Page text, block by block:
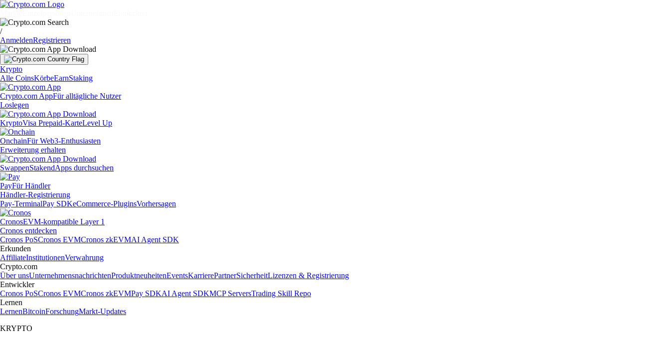
/
AnmeldenRegistrieren
Krypto
Alle CoinsKörbeEarnStaking
Crypto.com AppFür alltägliche Nutzer
Loslegen
KryptoVisa Prepaid-KarteLevel Up
OnchainFür Web3-Enthusiasten
Erweiterung erhalten
SwappenStakendApps durchsuchen
PayFür Händler
Händler-Registrierung
Pay-TerminalPay SDKeCommerce-PluginsVorhersagen
CronosEVM-kompatible Layer 1
Cronos entdecken
Cronos PoSCronos EVMCronos zkEVMAI Agent SDK
Erkunden
AffiliateInstitutionenVerwahrung
Crypto.com
Über unsUnternehmensnachrichtenProduktneuheitenEventsKarrierePartnerSicherheitLizenzen & Registrierung
Entwickler
Cronos PoSCronos EVMCronos zkEVMPay SDKAI Agent SDKMCP ServersTrading Skill Repo
Lernen
LernenBitcoinForschungMarkt-Updates
KRYPTO